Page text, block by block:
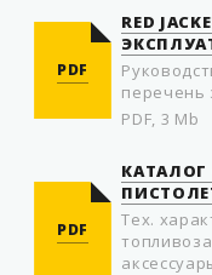
PDF
RED
перечень
PDF, 3 Mb
PDF
КАТАЛОГ
Тех.